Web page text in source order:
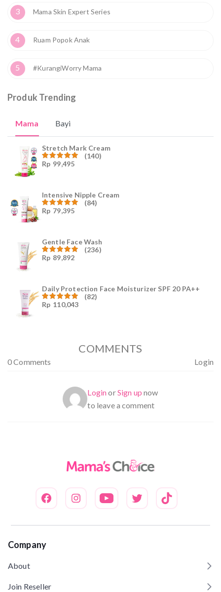
3 Mama Skin Expert Series
4 Ruam Popok Anak
5 #KurangiWorry Mama
Produk Trending
Mama Bayi
Stretch Mark Cream
Dinilai
(140)
Rp 99,495
Intensive Nipple Cream
Dinilai
(84)
Rp 79,395
Gentle Face Wash
Dinilai
(236)
Rp 89,892
Daily Protection Face Moisturizer SPF 20 PA++
Dinilai
(82)
Rp 110,043
COMMENTS
0 Comments Login
LoginorSign up now
to leave a comment
Company
About
Join Reseller